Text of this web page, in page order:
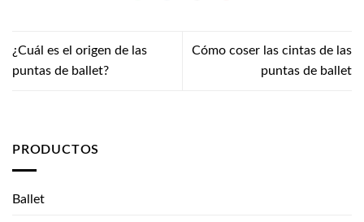
¿Cuál es el origen de las
puntas de ballet?
Cómo coser las cintas de las
puntas de ballet
PRODUCTOS
Ballet